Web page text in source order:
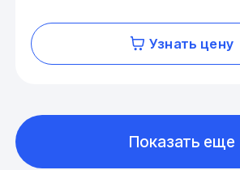
Узнать цену
Показать еще